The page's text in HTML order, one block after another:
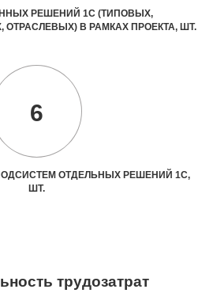
РЕШЕНИЙ 1С (ТИПОВЫХ,
В РАМКАХ ПРОЕКТА, ШТ.
6
ОТДЕЛЬНЫХ РЕШЕНИЙ 1С,
ШТ.
трудозатрат